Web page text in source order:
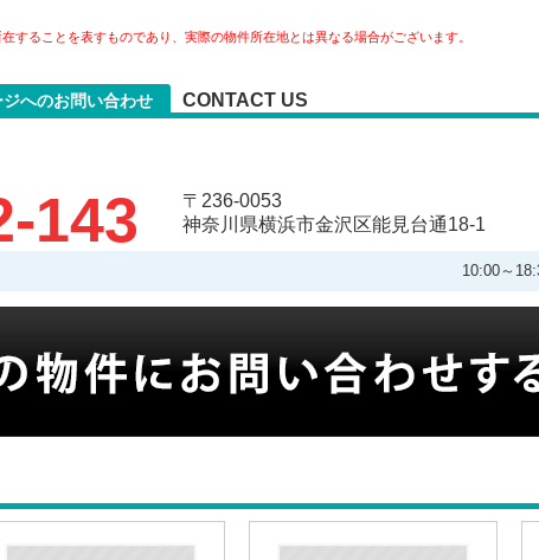
することを表すものであり、実際の物件所在地とは異なる場合がございます。
へのお問い合わせ CONTACT US
143
〒236-0053
神奈川県横浜市金沢区能見台通18-1
10:00～